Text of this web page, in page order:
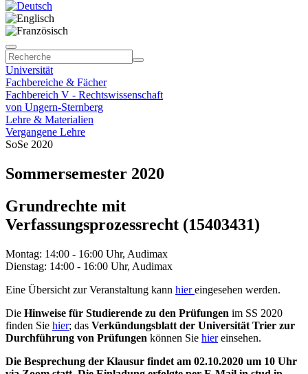
Universität
Fachbereiche & Fächer
Fachbereich V - Rechtswissenschaft
von Ungern-Sternberg
Lehre & Materialien
Vergangene Lehre
SoSe 2020
Sommersemester 2020
Grundrechte mit
Verfassungsprozessrecht (15403431)
Montag: 14:00 - 16:00 Uhr, Audimax
Dienstag: 14:00 - 16:00 Uhr, Audimax
Eine Übersicht zur Veranstaltung kann hiereingesehen werden.
Die Hinweise für Studierende zu den Prüfungen im SS 2020
finden Sie hier; das Verkündungsblatt der Universität Trier zur
Durchführung von Prüfungen können Sie hiereinsehen.
Die Besprechung der Klausur findet am 02.10.2020 um 10 Uhr